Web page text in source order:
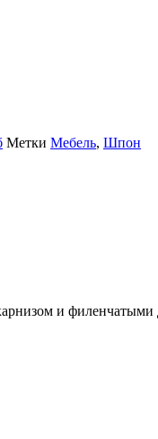
Метки Мебель, Шпон
и филенчатыми